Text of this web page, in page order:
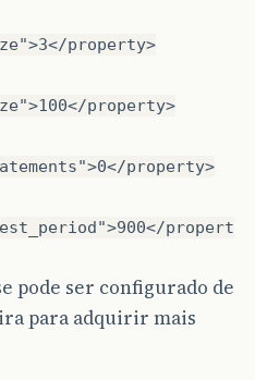
property>
property>
property>
propert
pode ser configurado de
para adquirir mais